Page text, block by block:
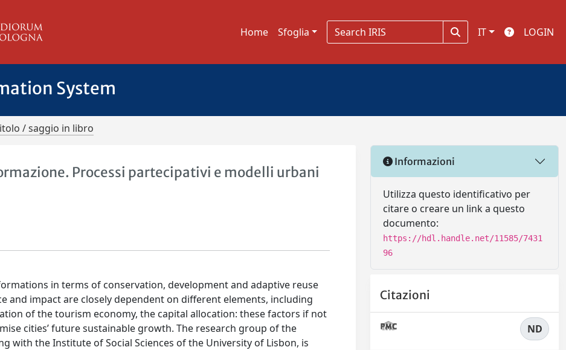
Home Sfoglia IT LOGIN
System
/ saggio in libro
Processi partecipativi e modelli urbani
in terms of conservation, development and adaptive reuse
and impact are closely dependent on different elements, including
of the tourism economy, the capital allocation: these factors if not
cities’ future sustainable growth. The research group of the
with the Institute of Social Sciences of the University of Lisbon, is
Informazioni
Utilizza questo identificativo per
citare o creare un link a questo
documento:
https://hdl.handle.net/11585/7431
96
Citazioni
ND